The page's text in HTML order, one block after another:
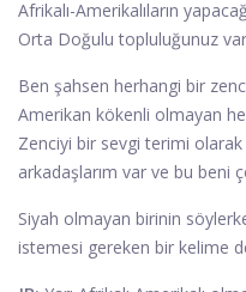
Afrikalı-Amerikalıların
Orta Doğulu topluluğunuz
Ben şahsen herhangi bir
Amerikan kökenli olmayan
Zenciyi bir sevgi terimi
arkadaşlarım var ve bu beni
Siyah olmayan birinin
istemesi gereken bir kelime